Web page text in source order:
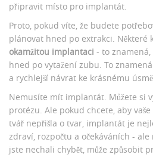
připravit místo pro implantát.
Proto, pokud víte, že budete
plánovat hned po extrakci. Některé
okamžitou implantaci - to
hned po vytažení zubu. To
a rychlejší návrat ke krásnému
Nemusíte mít implantát. Můžete si
protézu. Ale pokud chcete, aby
tvář nepřišla o tvar, implantát je
zdraví, rozpočtu a očekáváních -
jste nechali chybět, může způsobit